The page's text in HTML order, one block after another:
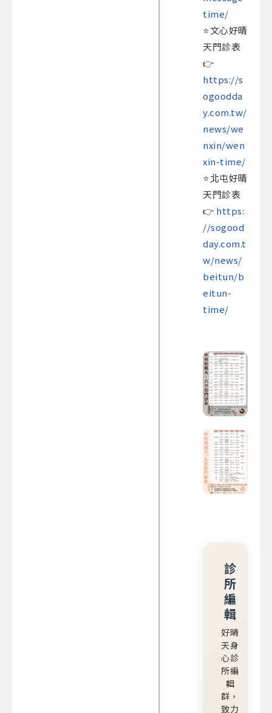
time/
⭐️文心好晴
天門診表​
👉
https://s
ogoodda
y.com.tw/
news/we
nxin/wen
xin-time/
⭐️北屯好晴
天門診表​
👉 https:
//sogood
day.com.t
w/news/
beitun/b
eitun-
time/
診
所
編
輯
好晴
天身
心診
所編
輯
群，
致力